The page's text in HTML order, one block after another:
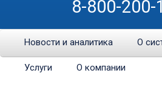
8-800-200-
Новости и аналитика О
Услуги О компании